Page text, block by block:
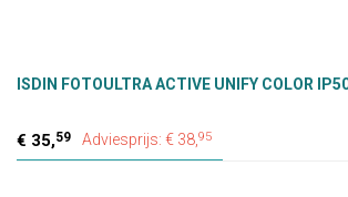
ISDIN FOTOULTRA ACTIVE UNIFY COLOR
35,59 Adviesprijs: € 38, 95